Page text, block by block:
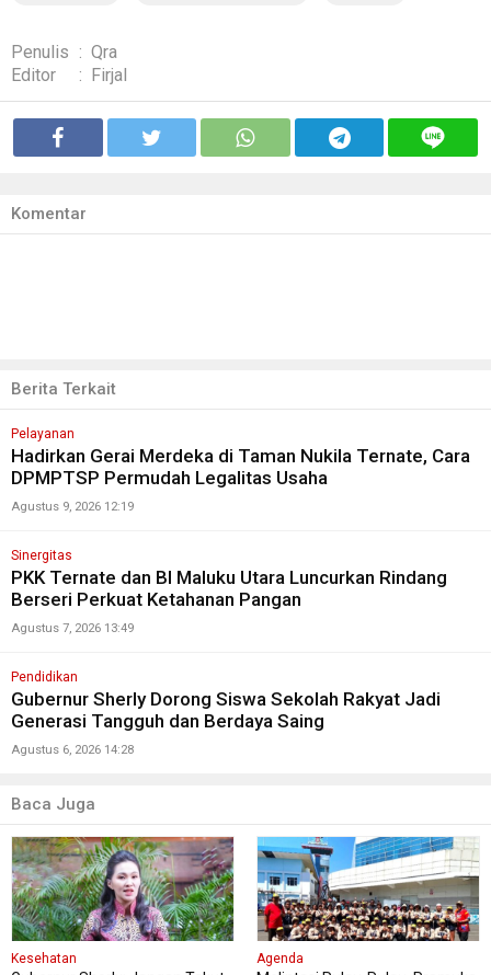
Penulis : Qra
Editor
: Firjal
Komentar
Berita Terkait
Pelayanan
Hadirkan Gerai Merdeka di Taman Nukila Ternate, Cara
DPMPTSP Permudah Legalitas Usaha
Agustus 9, 2026 12:19
Sinergitas
PKK Ternate dan BI Maluku Utara Luncurkan Rindang
Berseri Perkuat Ketahanan Pangan
Agustus 7, 2026 13:49
Pendidikan
Gubernur Sherly Dorong Siswa Sekolah Rakyat Jadi
Generasi Tangguh dan Berdaya Saing
Agustus 6, 2026 14:28
Baca Juga
Kesehatan Agenda